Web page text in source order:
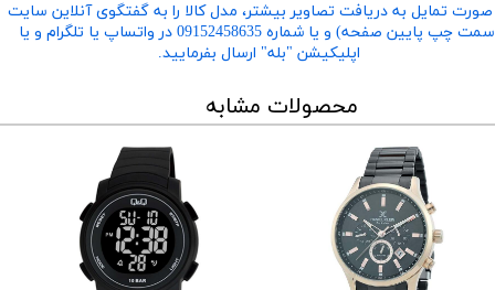
تمایل به دریافت تصاویر بیشتر، مدل کالا را به گفتگوی آنلاین سایت
​​​​​​​(سمت چپ پایین صفحه) و یا شماره 09152458635 در واتساپ یا تلگرام و یا
اپلیکیشن "بله" ارسال بفرمایید.
محصولات مشابه